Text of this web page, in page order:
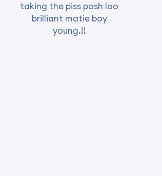
taking the piss posh loo
brilliant matie boy
young.!!